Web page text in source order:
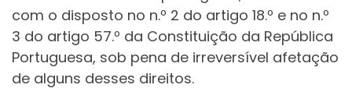
com o disposto no n.º 2 do artigo 18.º e no n.º
3 do artigo 57.º da Constituição da República
Portuguesa, sob pena de irreversível afetação
de alguns desses direitos.